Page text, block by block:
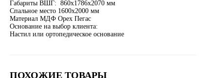
Габариты ВШГ: 860х1786х2070 мм
Спальное место 1600х2000 мм
Материал МДФ Орех Пегас
Основание на выбор клиента:
Настил или ортопедическое основание
ПОХОЖИЕ ТОВАРЫ